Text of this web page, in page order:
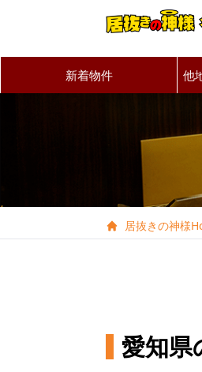
新着物件 他
居抜きの神様
愛知県